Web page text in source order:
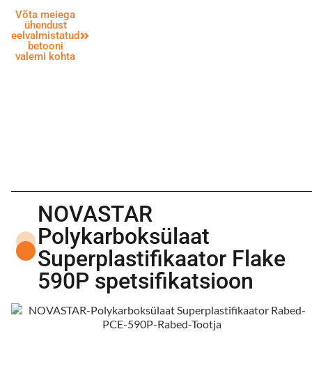
Võta meiega
ühendust
eelvalmistatud
betooni
valemi kohta
NOVASTAR
Polykarboksülaat
Superplastifikaator Flake
590P spetsifikatsioon